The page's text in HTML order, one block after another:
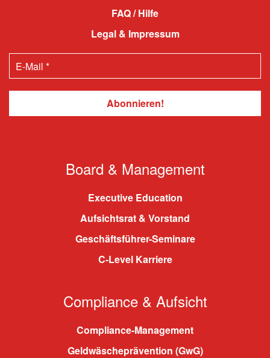
FAQ / Hilfe
Legal & Impressum
Board & Management
Executive Education
Aufsichtsrat & Vorstand
Geschäftsführer-Seminare
C-Level Karriere
Compliance & Aufsicht
Compliance-Management
Geldwäscheprävention (GwG)